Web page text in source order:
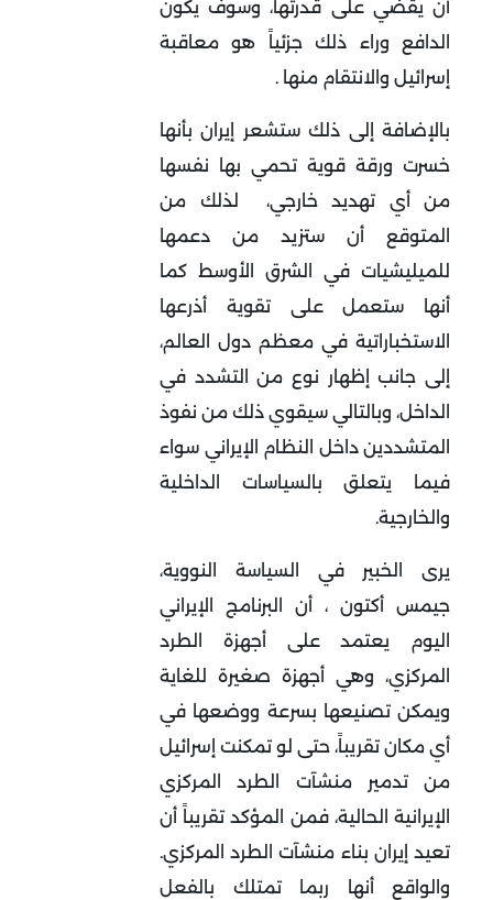
أن يقضي على قدرتها، وسوف يكون
الدافع وراء ذلك جزئياً هو معاقبة
إسرائيل والانتقام منها .
بالإضافة إلى ذلك ستشعر إيران بأنها
خسرت ورقة قوية تحمي بها نفسها
من أي تهديد خارجي، لذلك من
المتوقع أن ستزيد من دعمها
للميليشيات في الشرق الأوسط كما
أنها ستعمل على تقوية أذرعها
الاستخباراتية في معظم دول العالم،
إلى جانب إظهار نوع من التشدد في
الداخل، وبالتالي سيقوي ذلك من نفوذ
المتشددين داخل النظام الإيراني سواء
فيما يتعلق بالسياسات الداخلية
والخارجية.
يرى الخبير في السياسة النووية،
جيمس أكتون ، أن البرنامج الإيراني
اليوم يعتمد على أجهزة الطرد
المركزي، وهي أجهزة صغيرة للغاية
ويمكن تصنيعها بسرعة ووضعها في
أي مكان تقريباً، حتى لو تمكنت إسرائيل
من تدمير منشآت الطرد المركزي
الإيرانية الحالية، فمن المؤكد تقريباً أن
تعيد إيران بناء منشآت الطرد المركزي.
والواقع أنها ربما تمتلك بالفعل